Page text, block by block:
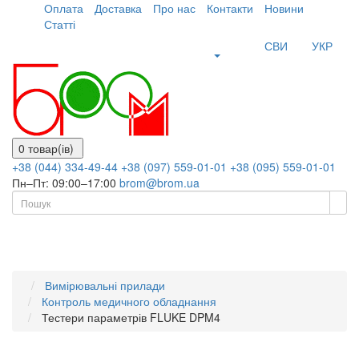
Оплата Доставка Про нас Контакти
Новини
Статті
СВИ
УКР
0 товар(ів)
+38 (044) 334-49-44 +38 (097) 559-01-01 +38 (095) 559-01-01
Пн–Пт: 09:00–17:00 brom@brom.ua
Вимірювальні прилади
Контроль медичного обладнання
Тестери параметрів FLUKE DPM4